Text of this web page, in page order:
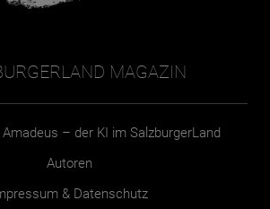
MAGAZIN
– der KI im SalzburgerLand
Autoren
& Datenschutz